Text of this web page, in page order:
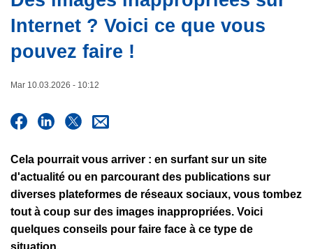
e
Internet ? Voici ce que vous
pouvez faire !
Mar 10.03.2026 - 10:12
Cela pourrait vous arriver : en surfant sur un site
d'actualité ou en parcourant des publications sur
diverses plateformes de réseaux sociaux, vous tombez
tout à coup sur des images inappropriées. Voici
quelques conseils pour faire face à ce type de